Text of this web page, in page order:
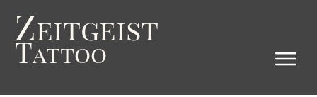
Zeitgeist
Tattoo